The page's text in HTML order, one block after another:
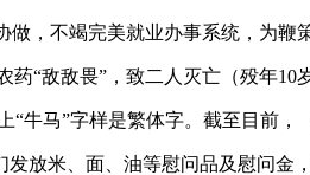
不竭完美就业办事系统，为鞭
敌敌畏”，致二人灭亡（殁年10岁
马”字样是繁体字。截至目前，
米、面、油等慰问品及慰问金